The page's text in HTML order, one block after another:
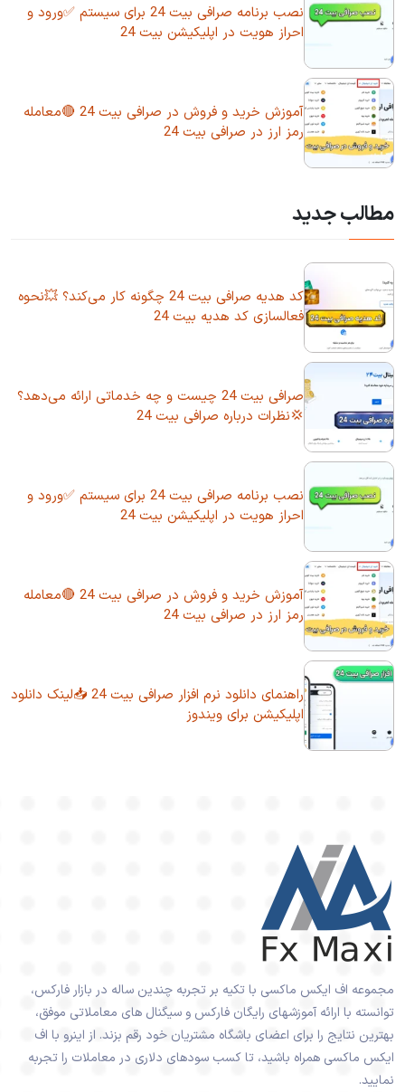
نصب برنامه صرافی بیت 24 برای سیستم ✅ورود و
احراز هویت در اپلیکیشن بیت 24
آموزش خرید و فروش در صرافی بیت 24 🔴معامله
رمز ارز در صرافی بیت 24
مطالب جدید
کد هدیه صرافی بیت 24 چگونه کار می‌کند؟ 💥نحوه
فعالسازی کد هدیه بیت 24
صرافی بیت 24 چیست و چه خدماتی ارائه می‌دهد؟
💢نظرات درباره صرافی بیت 24
نصب برنامه صرافی بیت 24 برای سیستم ✅ورود و
احراز هویت در اپلیکیشن بیت 24
آموزش خرید و فروش در صرافی بیت 24 🔴معامله
رمز ارز در صرافی بیت 24
راهنمای دانلود نرم افزار صرافی بیت 24 📥لینک دانلود
اپلیکیشن برای ویندوز
مجموعه اف ایکس ماکسی با تکیه بر تجربه چندین ساله در بازار فارکس،
توانسته با ارائه آموزشهای رایگان فارکس و سیگنال های معاملاتی موفق،
بهترین نتایج را برای اعضای باشگاه مشتریان خود رقم بزند. از اینرو با اف
ایکس ماکسی همراه باشید، تا کسب سودهای دلاری در معاملات را تجربه
نمایید.